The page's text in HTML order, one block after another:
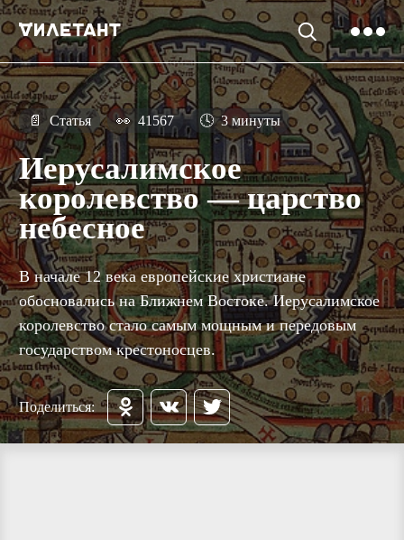
📄 Статья 👀 41567 🕓 3 минуты
Иерусалимское
королевство — царство
небесное
В начале 12 века европейские христиане
обосновались на Ближнем Востоке. Иерусалимское
королевство стало самым мощным и передовым
государством крестоносцев.
Поделиться: